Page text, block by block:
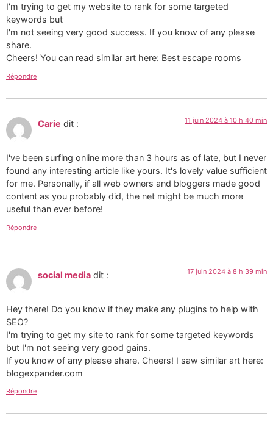
I'm trying to get my website to rank for some targeted
keywords but
I'm not seeing very good success. If you know of any please
share.
Cheers! You can read similar art here: Best escape rooms
Répondre
Carie dit : 11 juin 2024 à 10 h 40 min
I've been surfing online more than 3 hours as of late, but I never
found any interesting article like yours. It's lovely value sufficient
for me. Personally, if all web owners and bloggers made good
content as you probably did, the net might be much more
useful than ever before!
Répondre
social media dit : 17 juin 2024 à 8 h 39 min
Hey there! Do you know if they make any plugins to help with
SEO?
I'm trying to get my site to rank for some targeted keywords
but I'm not seeing very good gains.
If you know of any please share. Cheers! I saw similar art here:
blogexpander.com
Répondre